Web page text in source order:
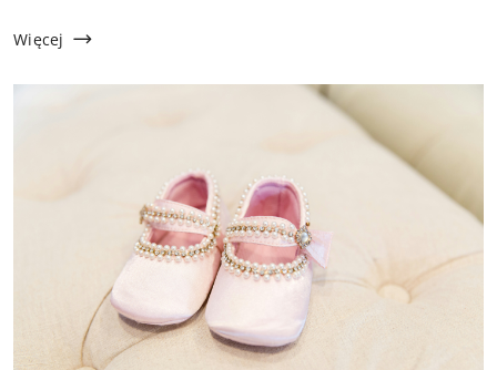
chociażby przez zabrudzenia. Producenci obuwia
Więcej